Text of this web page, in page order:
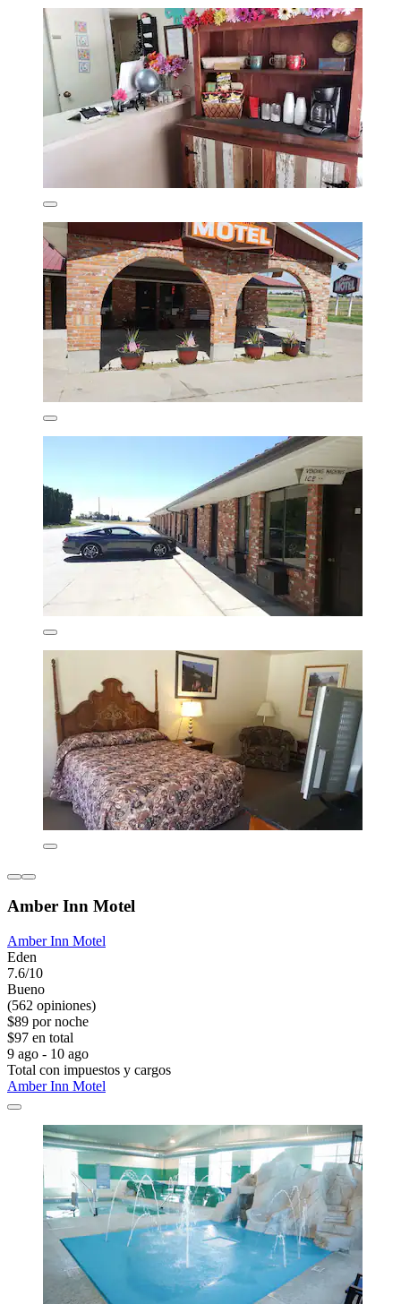
Amber Inn Motel
Amber Inn Motel
Eden
7.6/10
Bueno
(562 opiniones)
$89 por noche
$97 en total
9 ago - 10 ago
Total con impuestos y cargos
Amber Inn Motel